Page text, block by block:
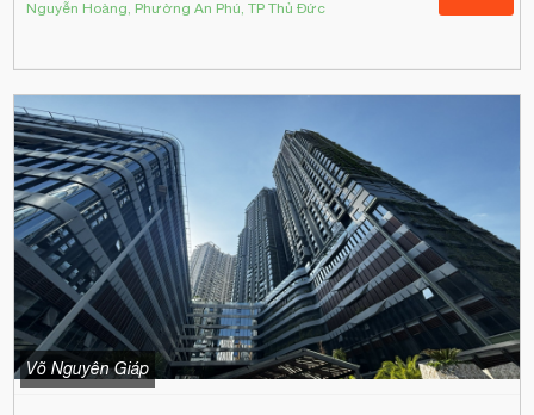
Nguyễn Hoàng, Phường An Phú, TP Thủ Đức
Võ Nguyên Giáp